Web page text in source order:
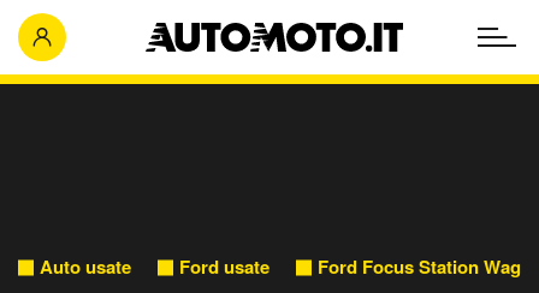
Auto usate Ford usate Ford Focus Station